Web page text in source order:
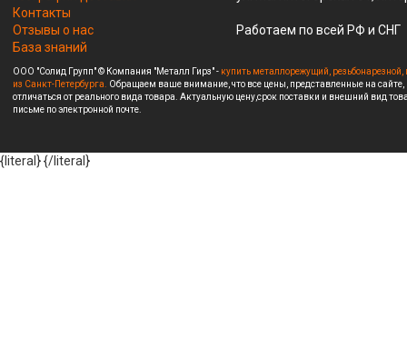
Контакты
Отзывы о нас
База знаний
Работаем по всей РФ и СНГ
ООО "Солид Групп" © Компания "Металл Гирз" - купить металлорежущий,
из Санкт-Петербурга. Обращаем ваше внимание, что все цены, представленные на
отличаться от реального вида товара. Актуальную цену,срок поставки и внешний вид
письме по электронной почте.
{literal}{/literal}